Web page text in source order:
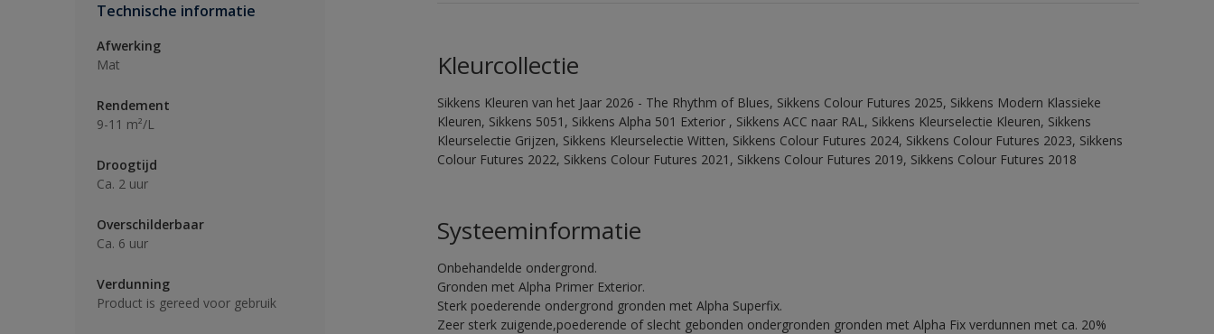
Technische informatie
Afwerking
Mat
Rendement
9-11 m²/L
Droogtijd
Ca. 2 uur
Overschilderbaar
Ca. 6 uur
Verdunning
Product is gereed voor gebruik
Kleurcollectie
Sikkens Kleuren van het Jaar 2026 - The Rhythm of Blues, Sikkens Colour Futures 2025, Sikkens Modern Klassieke
Kleuren, Sikkens 5051, Sikkens Alpha 501 Exterior , Sikkens ACC naar RAL, Sikkens Kleurselectie Kleuren, Sikkens
Kleurselectie Grijzen, Sikkens Kleurselectie Witten, Sikkens Colour Futures 2024, Sikkens Colour Futures 2023, Sikkens
Colour Futures 2022, Sikkens Colour Futures 2021, Sikkens Colour Futures 2019, Sikkens Colour Futures 2018
Systeeminformatie
Onbehandelde ondergrond.
Gronden met Alpha Primer Exterior.
Sterk poederende ondergrond gronden met Alpha Superfix.
Zeer sterk zuigende,poederende of slecht gebonden ondergronden gronden met Alpha Fix verdunnen met ca. 20%